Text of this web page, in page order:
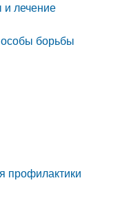
и лечение
борьбы
профилактики